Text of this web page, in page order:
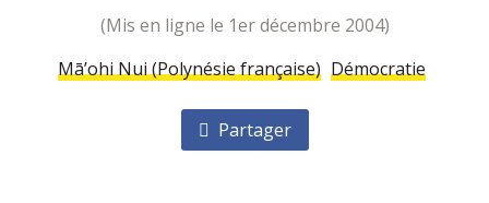
(mis en ligne le 1er décembre 2004)
Mā’ohi Nui (Polynésie française) Démocratie
Partager